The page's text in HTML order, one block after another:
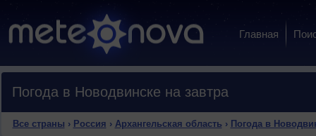
Главная
Погода в Новодвинске на завтра
Все страны › Россия › Архангельская область › Погода в